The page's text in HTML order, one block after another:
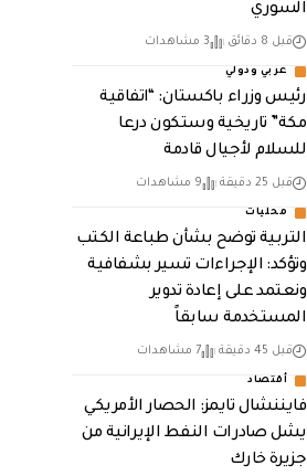
السوري
قبل 8 دقائق 3 مشاهدات
عربي ودولي
رئيس وزراء باكستان: “اتفاقية
مكة” تاريخية وستكون درعا
للسلام لأجيال قادمة
قبل 25 دقيقة 9 مشاهدات
محليات
التربية توضح بشأن طباعة الكتب
وتؤكد: الإجراءات تسير بشفافية
ونعتمد على إعادة تدوير
المستخدمة سابقاً
قبل 45 دقيقة 7 مشاهدات
أقتصاد
فايننشال تايمز: الحصار الأمريكي
يشل صادرات النفط الإيرانية من
جزيرة خارك